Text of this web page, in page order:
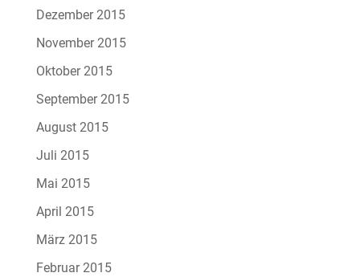
Dezember 2015
November 2015
Oktober 2015
September 2015
August 2015
Juli 2015
Mai 2015
April 2015
März 2015
Februar 2015